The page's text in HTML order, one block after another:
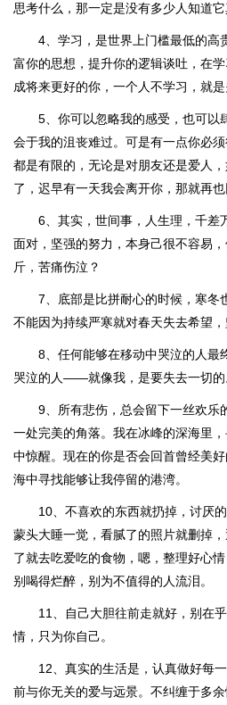
思考什么，那一定是没有多少人知道它
4、学习，是世界上门槛最低的高
富你的思想，提升你的逻辑谈吐，在
成将来更好的你，一个人不学习，就
5、你可以忽略我的感受，也可以
会于我的沮丧难过。可是有一点你必
都是有限的，无论是对朋友还是爱人
了，迟早有一天我会离开你，那就再也
6、其实，世间事，人生理，千差
面对，坚强的努力，本身己很不容易
斤，苦痛伤泣？
7、底部是比拼耐心的时候，寒冬
不能因为持续严寒就对春天失去希望，
8、任何能够在移动中哭泣的人最
哭泣的人——就像我，是要失去一切的
9、所有悲伤，总会留下一丝欢乐
一处完美的角落。我在冰峰的深海里
中惊醒。现在的你是否会回首曾经美
海中寻找能够让我停留的港湾。
10、不喜欢的东西就扔掉，讨厌
蒙头大睡一觉，看腻了的照片就删掉
了就去吃爱吃的食物，嗯，整理好心
别喝得烂醉，别为不值得的人流泪。
11、自己大胆往前走就好，别在
情，只为你自己。
12、真实的生活是，认真做好每
前与你无关的爱与远景。不纠缠于多